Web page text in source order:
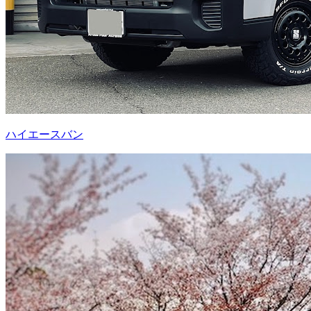
ハイエースバン